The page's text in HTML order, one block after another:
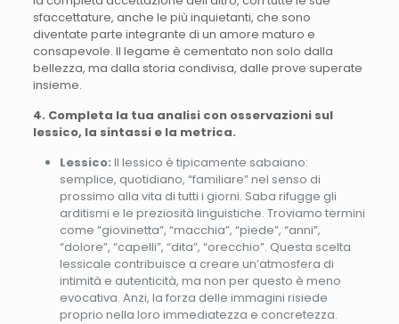
sfaccettature, anche le più inquietanti, che sono
diventate parte integrante di un amore maturo e
consapevole. Il legame è cementato non solo dalla
bellezza, ma dalla storia condivisa, dalle prove superate
insieme.
4. Completa la tua analisi con osservazioni sul
lessico, la sintassi e la metrica.
Lessico: Il lessico è tipicamente sabaiano:
semplice, quotidiano, “familiare” nel senso di
prossimo alla vita di tutti i giorni. Saba rifugge gli
arditismi e le preziosità linguistiche. Troviamo termini
come “giovinetta”, “macchia”, “piede”, “anni”,
“dolore”, “capelli”, “dita”, “orecchio”. Questa scelta
lessicale contribuisce a creare un’atmosfera di
intimità e autenticità, ma non per questo è meno
evocativa. Anzi, la forza delle immagini risiede
proprio nella loro immediatezza e concretezza.